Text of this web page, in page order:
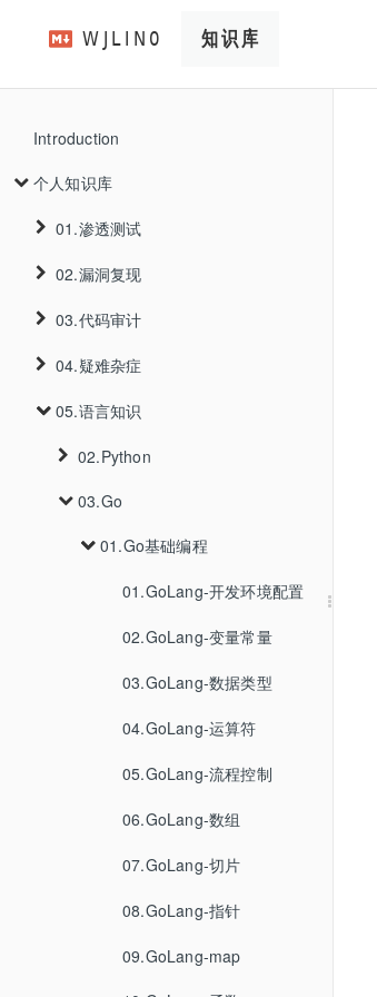
Introduction
个人知识库
01.渗透测试
01.信息收集
01.资产收集
01.主域名收集
02.证书查询
04.google查询
02.WEB漏洞
01.SQL注入
01.注入判断
02.数据库识别
04.MySQL
05.PostgreSQL
06.SQLite
07.MSSQL
08.HQL
09.DB2
10.Cassandra
11.BigQuery
02.XSS注入
01.XSSInAngular
03.SSRF
03.工具使用
01.PathScan
02.oss-put
04.内网渗透
02.kubernetes
03.k8s下的各种未授权
01.ApiServer
02.Etcd
03.Kubelet
03.k3s安装
04.Linux提权
CVE 2026 31431
01.MSF提权
05.渗透手法
01.某大学渗透测试
02.SpringBoot渗透
03.JS还原
06.免杀
01.fscan免杀
02.去特征
07.基线检查
02.漏洞复现
01.Thinkphp
02.Thinkphp6.0.12反序列化
04.CVE-2022-38352
02.V2board
01.privilege-escalation-1.6
03.Trojanpanel
04.cve
2023
01.CVE-2023-33246
02.CVE-2023-33979
03.代码审计
01.Java
01.基础审计
01.JAVA反序列化漏洞
02.ysoserial利用链
01.CC1
02.CC2
03.CC3
06.CC6
02.URLDNS
02.PHP
01.PHP代码审计基础知识
02.PHP代码审计
03.Go
01.GO-CMS代码审计
04.疑难杂症
01.k3s
01.Traefik资源跨命名空间调用
05.语言知识
02.Python
01.Python基础编程
01.Python-介绍
02.Python-环境搭建
03.Python-中文编码
04.Python-基础语法
05.Python-变量类型
06.Python-运算符
07.Python-条件语句
08.Python-循环语句
09.Python-While循环语句
10.Python-For循环语句
02.Python高级编程
01.Python-面向对象
02.Python-正则表达式
03.Python-CGI编程
04.Python-MySQL
05.Python-网络编程
06.Python-SMTP
07.Python-多线程
08.Python-XML解析
09.Python-JSON解析
03.Python模块学习
01.Python-GUI编程
01.Python-PyQt6
01.开始
02.PyQt-简介
06.PyQt6-布局管理
02.Python-爬虫
02.Python-bs4-应用篇
03.Python-http请求库
01.Python-Requests
03.Python-aiohttp
01.Python-aiohttp
03.Go
01.Go基础编程
01.GoLang-开发环境配置
02.GoLang-变量常量
03.GoLang-数据类型
04.GoLang-运算符
05.GoLang-流程控制
06.GoLang-数组
07.GoLang-切片
08.GoLang-指针
09.GoLang-map